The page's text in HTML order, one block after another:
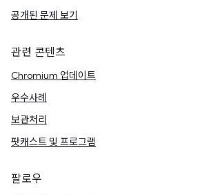
공개된 문제 보기
관련 콘텐츠
Chromium 업데이트
우수사례
보관처리
팟캐스트 및 프로그램
팔로우